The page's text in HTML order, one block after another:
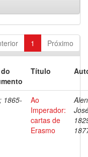
1 Próximo
Título
1865-
Ao
Imperador:
cartas de
Erasmo